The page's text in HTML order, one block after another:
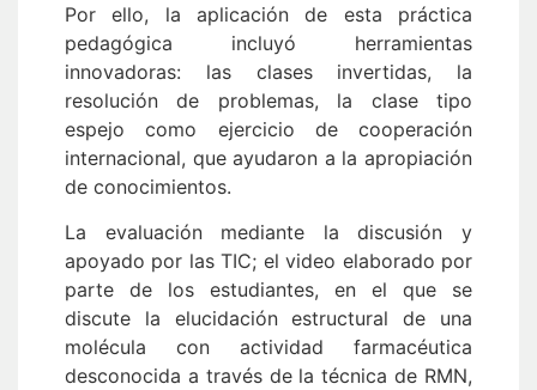
Por ello, la aplicación de esta práctica
pedagógica incluyó herramientas
innovadoras: las clases invertidas, la
resolución de problemas, la clase tipo
espejo como ejercicio de cooperación
internacional, que ayudaron a la apropiación
de conocimientos.
La evaluación mediante la discusión y
apoyado por las TIC; el video elaborado por
parte de los estudiantes, en el que se
discute la elucidación estructural de una
molécula con actividad farmacéutica
desconocida a través de la técnica de RMN,